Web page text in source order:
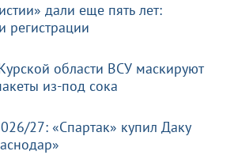
дали еще пять лет:
регистрации
области ВСУ маскируют
из-под сока
27: «Спартак» купил Даку